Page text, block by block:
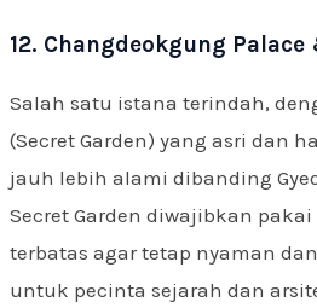
12. Changdeokgung Palace
Salah satu istana terindah,
(Secret Garden) yang asri dan
jauh lebih alami dibanding
Secret Garden diwajibkan
terbatas agar tetap nyaman
untuk pecinta sejarah dan